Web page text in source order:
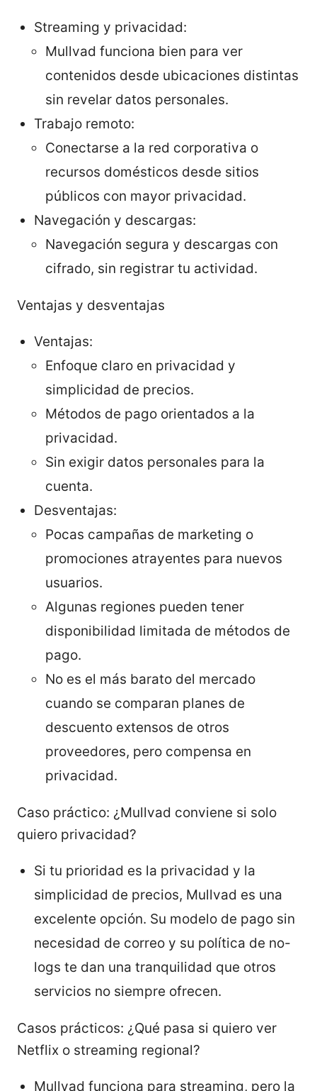
Streaming y privacidad:
Mullvad funciona bien para ver
contenidos desde ubicaciones distintas
sin revelar datos personales.
Trabajo remoto:
Conectarse a la red corporativa o
recursos domésticos desde sitios
públicos con mayor privacidad.
Navegación y descargas:
Navegación segura y descargas con
cifrado, sin registrar tu actividad.
Ventajas y desventajas
Ventajas:
Enfoque claro en privacidad y
simplicidad de precios.
Métodos de pago orientados a la
privacidad.
Sin exigir datos personales para la
cuenta.
Desventajas:
Pocas campañas de marketing o
promociones atrayentes para nuevos
usuarios.
Algunas regiones pueden tener
disponibilidad limitada de métodos de
pago.
No es el más barato del mercado
cuando se comparan planes de
descuento extensos de otros
proveedores, pero compensa en
privacidad.
Caso práctico: ¿Mullvad conviene si solo
quiero privacidad?
Si tu prioridad es la privacidad y la
simplicidad de precios, Mullvad es una
excelente opción. Su modelo de pago sin
necesidad de correo y su política de no-
logs te dan una tranquilidad que otros
servicios no siempre ofrecen.
Casos prácticos: ¿Qué pasa si quiero ver
Netflix o streaming regional?
Mullvad funciona para streaming, pero la